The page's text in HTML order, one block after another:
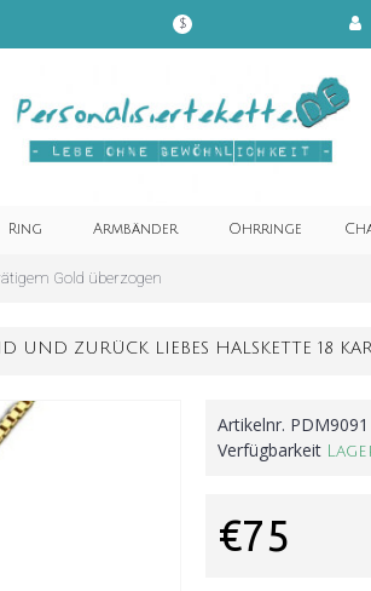
$
Ring Armbänder Ohrringe
Gold überzogen
UND ZURÜCK LIEBES HALSKETTE 18
Artikelnr. PDM9091
Verfügbarkeit
€75